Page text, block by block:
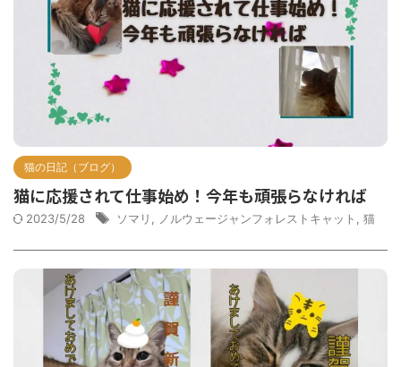
猫の日記（ブログ）
猫に応援されて仕事始め！今年も頑張らなければ
2023/5/28 ソマリ ノルウェージャンフォレストキャット 猫